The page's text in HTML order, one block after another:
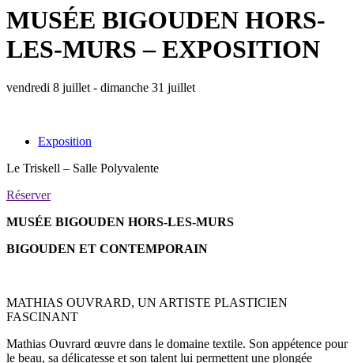
MUSÉE BIGOUDEN HORS-
LES-MURS – EXPOSITION
vendredi 8 juillet - dimanche 31 juillet
Exposition
Le Triskell – Salle Polyvalente
Réserver
MUSÉE BIGOUDEN HORS-LES-MURS
BIGOUDEN ET CONTEMPORAIN
MATHIAS OUVRARD, UN ARTISTE PLASTICIEN
FASCINANT
Mathias Ouvrard œuvre dans le domaine textile. Son appétence pour
le beau, sa délicatesse et son talent lui permettent une plongée